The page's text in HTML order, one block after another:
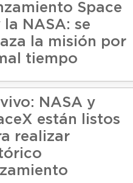
Space
la NASA: se
la misión por
tiempo
vivo: NASA y
están listos
realizar